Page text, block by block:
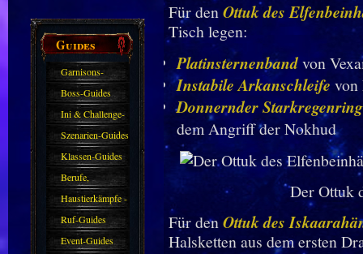
Guides
Garnisons-
Guides
Boss-Guides
Ini & Challenge-
Guides
Szenarien-Guides
Klassen-Guides
Berufe,
Farmkarten und
Haustiere
Haustierkämpfe -
Guide
Ruf-Guides
Event-Guides
Für denOttuk des
Tisch legen:
Platinsternenbandvon
Instabile Arkanschleife von
Donnernder Starkregenring
dem Angriff der Nokhud
Der Ottuk
Für denOttuk des
Halsketten aus dem ersten